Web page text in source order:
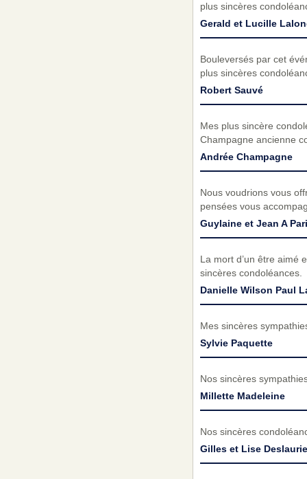
plus sincères
Gerald et Lucille
Bouleversés par cet
plus sincères
Robert Sauvé
Mes plus sincère
Champagne ancienne
Andrée Champagne
Nous voudrions vous
pensées vous
Guylaine et Jean A
La mort d’un être aimé
sincères condoléances.
Danielle Wilson Paul
Mes sincères
Sylvie Paquette
Nos sincères
Millette Madeleine
Nos sincères
Gilles et Lise